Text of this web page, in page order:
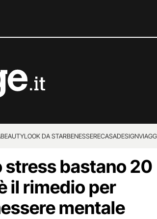
BEAUTYLOOK DA STARBENESSERECASADESIGN
stress bastano 20
il rimedio per
mentale